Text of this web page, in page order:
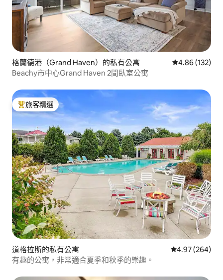
格蘭德港（Grand Haven）的私有公寓 從 132 則評價
4.86 (132)
Beachy市中心Grand Haven 2間臥室公寓
旅客精選榜首
旅客精選
道格拉斯的私有公寓 從 264 則評價
4.97 (264)
有趣的公寓，非常適合夏季和秋季的樂趣。